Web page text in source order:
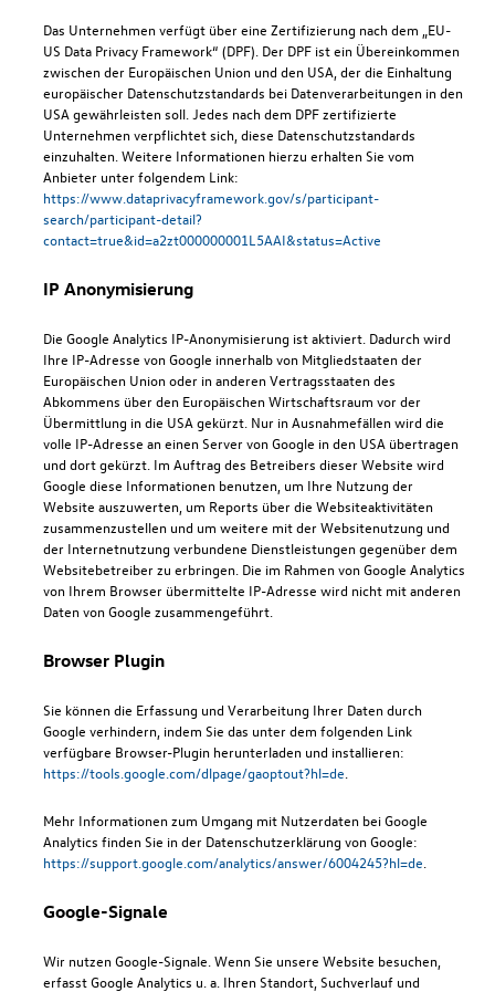
Das Unternehmen verfügt über eine Zertifizierung nach dem „EU-
US Data Privacy Framework“ (DPF). Der DPF ist ein Übereinkommen
zwischen der Europäischen Union und den USA, der die Einhaltung
europäischer Datenschutzstandards bei Datenverarbeitungen in den
USA gewährleisten soll. Jedes nach dem DPF zertifizierte
Unternehmen verpflichtet sich, diese Datenschutzstandards
einzuhalten. Weitere Informationen hierzu erhalten Sie vom
Anbieter unter folgendem Link:
https://www.dataprivacyframework.gov/s/participant-
search/participant-detail?
contact=true&id=a2zt000000001L5AAI&status=Active
IP Anonymisierung
Die Google Analytics IP-Anonymisierung ist aktiviert. Dadurch wird
Ihre IP-Adresse von Google innerhalb von Mitgliedstaaten der
Europäischen Union oder in anderen Vertragsstaaten des
Abkommens über den Europäischen Wirtschaftsraum vor der
Übermittlung in die USA gekürzt. Nur in Ausnahmefällen wird die
volle IP-Adresse an einen Server von Google in den USA übertragen
und dort gekürzt. Im Auftrag des Betreibers dieser Website wird
Google diese Informationen benutzen, um Ihre Nutzung der
Website auszuwerten, um Reports über die Websiteaktivitäten
zusammenzustellen und um weitere mit der Websitenutzung und
der Internetnutzung verbundene Dienstleistungen gegenüber dem
Websitebetreiber zu erbringen. Die im Rahmen von Google Analytics
von Ihrem Browser übermittelte IP-Adresse wird nicht mit anderen
Daten von Google zusammengeführt.
Browser Plugin
Sie können die Erfassung und Verarbeitung Ihrer Daten durch
Google verhindern, indem Sie das unter dem folgenden Link
verfügbare Browser-Plugin herunterladen und installieren:
https://tools.google.com/dlpage/gaoptout?hl=de
Mehr Informationen zum Umgang mit Nutzerdaten bei Google
Analytics finden Sie in der Datenschutzerklärung von Google:
https://support.google.com/analytics/answer/6004245?hl=de
Google-Signale
Wir nutzen Google-Signale. Wenn Sie unsere Website besuchen,
erfasst Google Analytics u. a. Ihren Standort, Suchverlauf und